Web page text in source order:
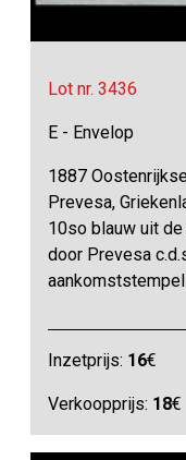
Lot nr. 3436
E - Envelop
1887
Prevesa,
10so blauw uit
door Prevesa
Inzetprijs: 16€
Verkoopprijs: 18€